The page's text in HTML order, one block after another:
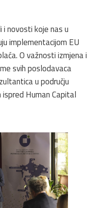
novosti koje nas u
implementacijom EU
O važnosti izmjena i
svih poslodavaca
u području
Human Capital